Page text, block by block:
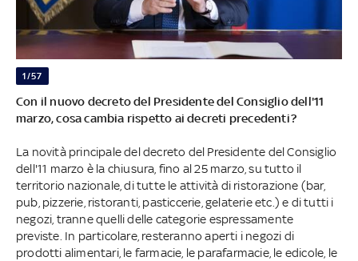
1/57
Con il nuovo decreto del Presidente del Consiglio dell'11
marzo, cosa cambia rispetto ai decreti precedenti?
La novità principale del decreto del Presidente del Consiglio
dell'11 marzo è la chiusura, fino al 25 marzo, su tutto il
territorio nazionale, di tutte le attività di ristorazione (bar,
pub, pizzerie, ristoranti, pasticcerie, gelaterie etc.) e di tutti i
negozi, tranne quelli delle categorie espressamente
previste. In particolare, resteranno aperti i negozi di
prodotti alimentari, le farmacie, le parafarmacie, le edicole, le